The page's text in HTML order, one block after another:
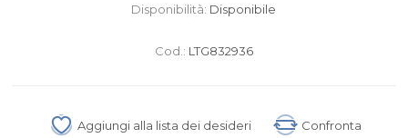
Disponibilità: Disponibile
Cod.: LTG832936
Aggiungi alla lista dei desideri Confronta